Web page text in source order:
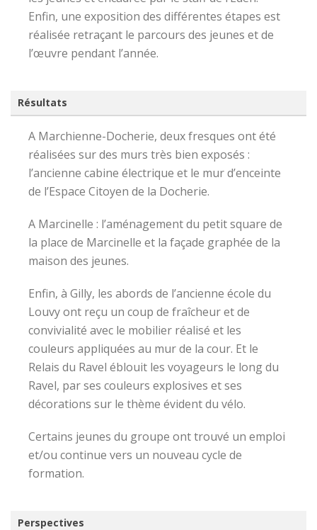
Enfin, une exposition des différentes étapes est
réalisée retraçant le parcours des jeunes et de
l’œuvre pendant l’année.
Résultats
A Marchienne-Docherie, deux fresques ont été
réalisées sur des murs très bien exposés :
l’ancienne cabine électrique et le mur d’enceinte
de l’Espace Citoyen de la Docherie.
A Marcinelle : l’aménagement du petit square de
la place de Marcinelle et la façade graphée de la
maison des jeunes.
Enfin, à Gilly, les abords de l’ancienne école du
Louvy ont reçu un coup de fraîcheur et de
convivialité avec le mobilier réalisé et les
couleurs appliquées au mur de la cour. Et le
Relais du Ravel éblouit les voyageurs le long du
Ravel, par ses couleurs explosives et ses
décorations sur le thème évident du vélo.
Certains jeunes du groupe ont trouvé un emploi
et/ou continue vers un nouveau cycle de
formation.
Perspectives